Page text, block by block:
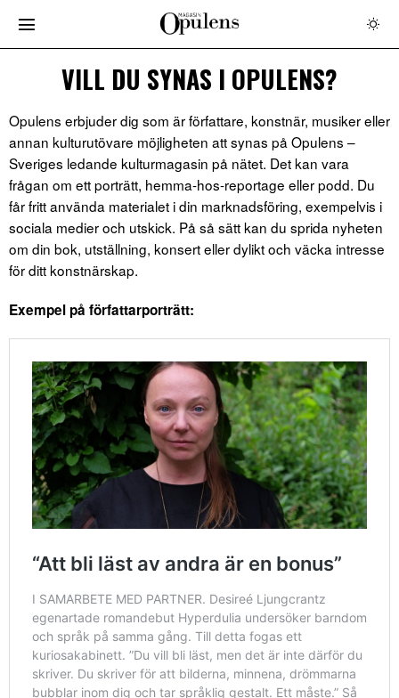
VILL DU SYNAS I OPULENS?
Opulens erbjuder dig som är författare, konstnär, musiker eller
annan kulturutövare möjligheten att synas på Opulens –
Sveriges ledande kulturmagasin på nätet. Det kan vara
frågan om ett porträtt, hemma-hos-reportage eller podd. Du
får fritt använda materialet i din marknadsföring, exempelvis i
sociala medier och utskick. På så sätt kan du sprida nyheten
om din bok, utställning, konsert eller dylikt och väcka intresse
för ditt konstnärskap.
Exempel på författarporträtt: